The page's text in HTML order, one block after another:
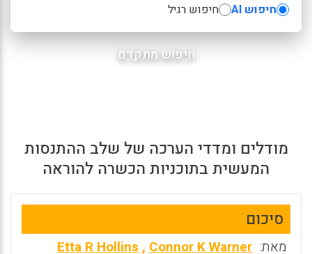
חיפוש AI חיפוש רגיל
חיפוש מתקדם
מודלים ומדדי הערכה של שלב ההתנסות
המעשית בתוכניות הכשרה להוראה
סיכום
מאת: Etta R Hollins,Connor K Warner